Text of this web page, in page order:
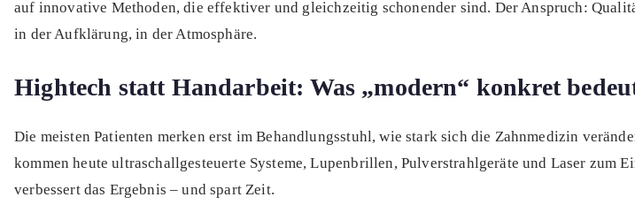
auf innovative Methoden, die effektiver und gleichzeitig schonender sind. Der Anspruch:
in der Aufklärung, in der Atmosphäre.
Hightech statt Handarbeit: Was „modern“ konkret
Die meisten Patienten merken erst im Behandlungsstuhl, wie stark sich die Zahnmedizin
kommen heute ultraschallgesteuerte Systeme, Lupenbrillen, Pulverstrahlgeräte und Laser zum
verbessert das Ergebnis – und spart Zeit.